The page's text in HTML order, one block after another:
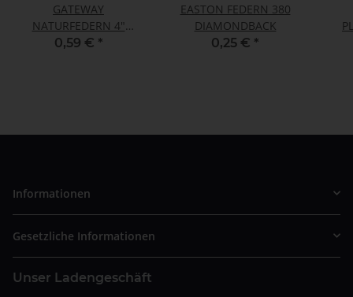
GATEWAY
NATURFEDERN 4"
PARABOLIC SOLID RW
0,59 € *
EASTON FEDERN 380
DIAMONDBACK
0,25 € *
Informationen
Gesetzliche Informationen
Unser Ladengeschäft